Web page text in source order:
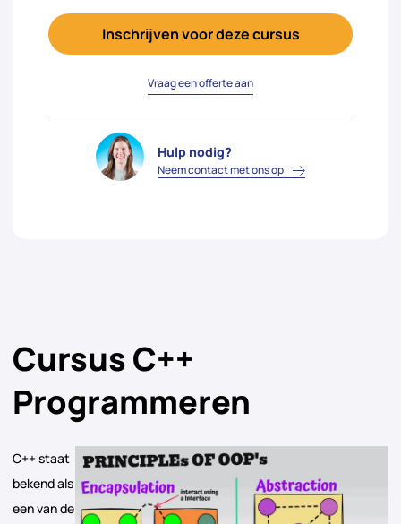
Cursus C++
Programmeren
C++ staat
bekend als
een van de
Inschrijven voor deze cursus
Vraag een offerte aan
Hulp nodig?
Neem contact met ons op